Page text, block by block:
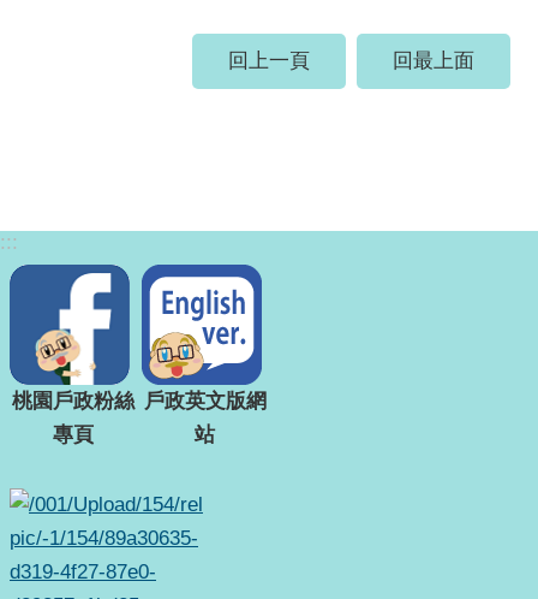
回上一頁 回最上面
:::
桃園戶政粉絲
專頁
戶政英文版網
站